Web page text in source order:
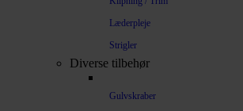
Læderpleje
Strigler
Diverse tilbehør
Gulvskraber